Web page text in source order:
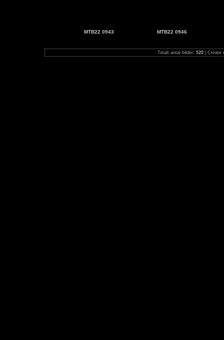
MTB22 0943 MTB22 0946
Totalt antal bilder: 520| Create